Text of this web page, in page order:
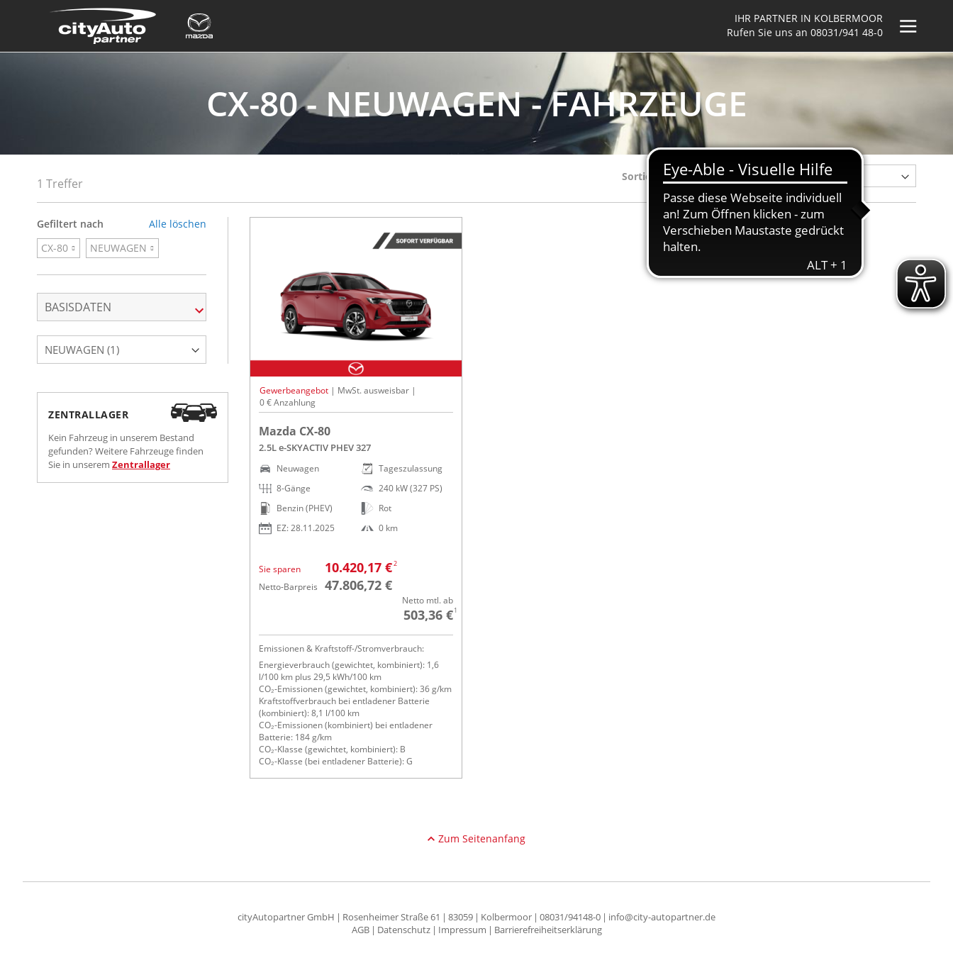
IHR PARTNER IN KOLBERMOOR
Rufen Sie uns an 08031/941 48-0
CX-80 - NEUWAGEN - FAHRZEUGE
1 Treffer Sortieren nach
Gewerbeangebot | MwSt. ausweisbar |
0 € Anzahlung
Mazda CX-80
2.5L e-SKYACTIV PHEV 327
Neuwagen
8-Gänge
Benzin (PHEV)
EZ: 28.11.2025
Tageszulassung
240 kW (327 PS)
Rot
0 km
Sie sparen 10.420,17 €2
Netto-Barpreis 47.806,72 €
Netto mtl. ab
503,36 €1
Emissionen & Kraftstoff-/Stromverbrauch:
Energieverbrauch (gewichtet, kombiniert): 1,6
l/100 km plus 29,5 kWh/100 km
CO₂-Emissionen (gewichtet, kombiniert): 36 g/km
Kraftstoffverbrauch bei entladener Batterie
(kombiniert): 8,1 l/100 km
CO₂-Emissionen (kombiniert) bei entladener
Batterie: 184 g/km
CO₂-Klasse (gewichtet, kombiniert): B
CO₂-Klasse (bei entladener Batterie): G
Gefiltert nach
Alle löschen
CX-80
NEUWAGEN
BASISDATEN
NEUWAGEN (1)
ZENTRALLAGER
Kein Fahrzeug in unserem Bestand
gefunden? Weitere Fahrzeuge finden
Sie in unserem Zentrallager
Zum Seitenanfang
cityAutopartner GmbH Rosenheimer Straße 61 83059 Kolbermoor 08031/94148-0
info@city-autopartner.de
AGB
Datenschutz Impressum Barrierefreiheitserklärung